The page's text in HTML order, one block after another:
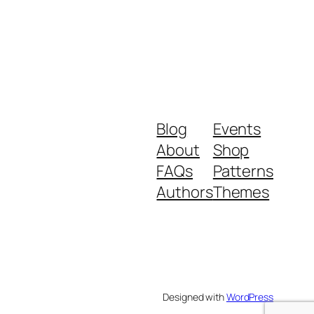
Blog
About
FAQs
Authors
Events
Shop
Patterns
Themes
Designed withWordPress